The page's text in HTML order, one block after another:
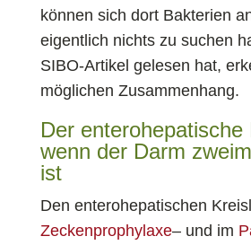
können sich dort Bakterien
eigentlich nichts zu suchen
SIBO-Artikel gelesen hat,
möglichen Zusammenhang.
Der enterohepatische
wenn der Darm
ist
Den enterohepatischen
Zeckenprophylaxe– und im